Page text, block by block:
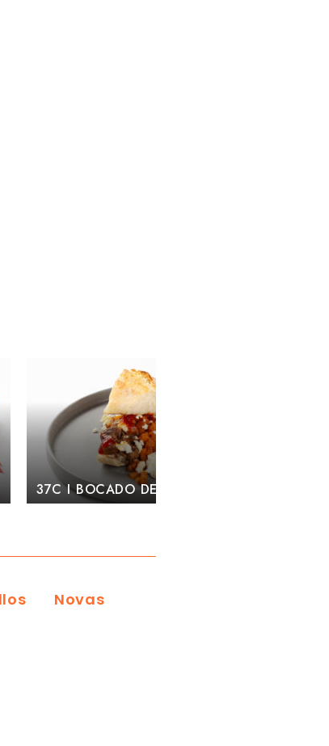
CARNE ASADA 36B I BRIOCHE DE
Novas